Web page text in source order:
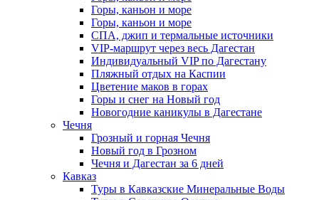
Горы, каньон и море
Горы, каньон и море
СПА, джип и термальные источники
VIP-маршрут через весь Дагестан
Индивидуальный VIP по Дагестану
Пляжный отдых на Каспии
Цветение маков в горах
Горы и снег на Новый год
Новогодние каникулы в Дагестане
Чечня
Грозный и горная Чечня
Новый год в Грозном
Чечня и Дагестан за 6 дней
Кавказ
Туры в Кавказские Минеральные Воды